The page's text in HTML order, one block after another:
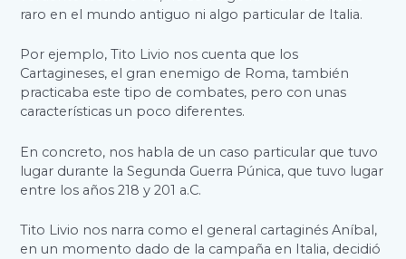
raro en el mundo antiguo ni algo particular de Italia.
Por ejemplo, Tito Livio nos cuenta que los
Cartagineses, el gran enemigo de Roma, también
practicaba este tipo de combates, pero con unas
características un poco diferentes.
En concreto, nos habla de un caso particular que tuvo
lugar durante la Segunda Guerra Púnica, que tuvo lugar
entre los años 218 y 201 a.C.
Tito Livio nos narra como el general cartaginés Aníbal,
en un momento dado de la campaña en Italia, decidió